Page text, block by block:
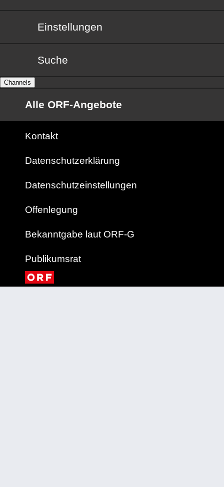
Einstellungen
Suche
Channels
Alle ORF-Angebote
Kontakt
Datenschutzerklärung
Datenschutzeinstellungen
Offenlegung
Bekanntgabe laut ORF-G
Publikumsrat